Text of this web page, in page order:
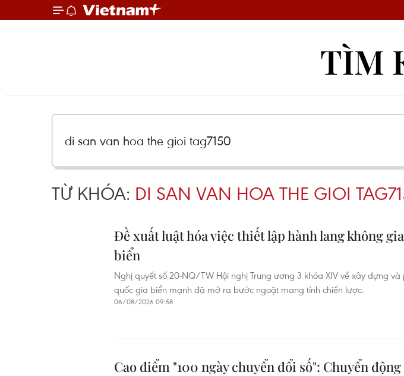
TÌM
TỪ KHÓA: DI SAN VAN HOA THE GIOI
Đề xuất luật hóa việc thiết lập hành lang không
biển
Nghị quyết số 20-NQ/TW Hội nghị Trung ương 3 khóa XIV về xây dựng
quốc gia biển mạnh đã mở ra bước ngoặt mang tính chiến lược.
06/08/2026 09:58
Cao điểm "100 ngày chuyển đổi số": Chuyển